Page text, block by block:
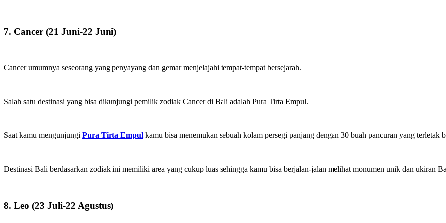
7. Cancer (21 Juni-22 Juni)
Cancer umumnya seseorang yang penyayang dan gemar menjelajahi tempat-tempat bersejarah.
Salah satu destinasi yang bisa dikunjungi pemilik zodiak Cancer di Bali adalah Pura Tirta Empul.
Saat kamu mengunjungi Pura Tirta Empul kamu bisa menemukan sebuah kolam persegi panjang dengan 30 buah pancuran yang terletak
Destinasi Bali berdasarkan zodiak ini memiliki area yang cukup luas sehingga kamu bisa berjalan-jalan melihat monumen unik dan ukiran
8. Leo (23 Juli-22 Agustus)